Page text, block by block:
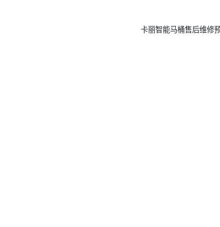
卡丽智能马桶售后维修